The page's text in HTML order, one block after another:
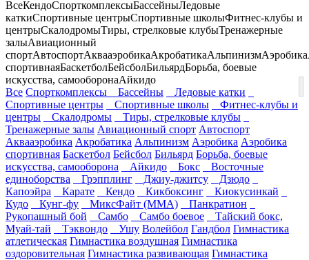
ВсеКендоСпорткомплексыБассейныЛедовые
каткиСпортивные центрыСпортивные школыФитнес-клубы и
центрыСкалодромыТиры, стрелковые клубыТренажерные
залыАвиационный
спортАвтоспортАквааэробикаАкробатикаАльпинизмАэробика
спортивнаяБаскетболБейсболБильярдБорьба, боевые
искусства, самооборонаАйкидо
Все Спорткомплексы Бассейны
Ледовые катки
Спортивные центры
Спортивные школы
Фитнес-клубы и
центры
Скалодромы
Тиры, стрелковые клубы
Тренажерные залы Авиационный спорт Автоспорт
Аквааэробика Акробатика Альпинизм Аэробика Аэробика
спортивная Баскетбол Бейсбол Бильярд Борьба, боевые
искусства, самооборона
Айкидо Бокс
Восточные
единоборства
Грэпплинг Джиу-джитсу
Дзюдо
Капоэйра
Карате Кендо Кикбоксинг
Киокусинкай
Кудо
Кунг-фу МиксФайт (ММА)
Панкратион
Рукопашный бой
Самбо Самбо боевое
Тайский бокс,
Муай-тай
Тэквондо Ушу Волейбол Гандбол Гимнастика
атлетическая Гимнастика воздушная Гимнастика
оздоровительная Гимнастика развивающая Гимнастика